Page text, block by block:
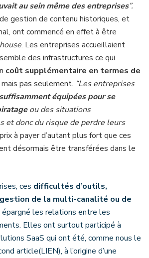
au sein même des entreprises”.
gestion de contenu historiques, et
ont commencé en effet à être
. Les entreprises accueillaient
des infrastructures ce qui
coût supplémentaire en termes de
mais pas seulement. “Les entreprises
équipées pour se
ou des situations
et donc du risque de perdre leurs
à payer d’autant plus fort que ces
désormais être transférées dans le
ces difficultés d’outils,
de la multi-canalité ou de
épargné les relations entre les
Elles ont surtout participé à
SaaS qui ont été, comme nous le
article(LIEN), à l’origine d’une